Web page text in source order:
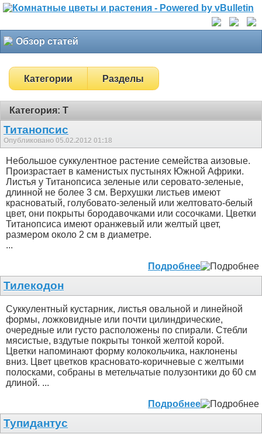
Обзор статей
Категории Разделы
Категория: Т
Титанопсис
Опубликовано 05.02.2012 01:18
Небольшое суккулентное растение семейства аизовые.
Произрастает в каменистых пустынях Южной Африки.
Листья у Титанопсиса зеленые или серовато-зеленые,
длинной не более 3 см. Верхушки листьев имеют
красноватый, голубовато-зеленый или желтовато-белый
цвет, они покрыты бородавочками или сосочками. Цветки
Титанопсиса имеют оранжевый или желтый цвет,
размером около 2 см в диаметре.
...
Подробнее
Тилекодон
Суккулентный кустарник, листья овальной и линейной
формы, ложковидные или почти цилиндрические,
очередные или густо расположены по спирали. Стебли
мясистые, вздутые покрыты тонкой желтой корой.
Цветки напоминают форму колокольчика, наклонены
вниз. Цвет цветков красновато-коричневые с желтыми
полосками, собраны в метельчатые полузонтики до 60 см
длиной. ...
Подробнее
Тупидантус